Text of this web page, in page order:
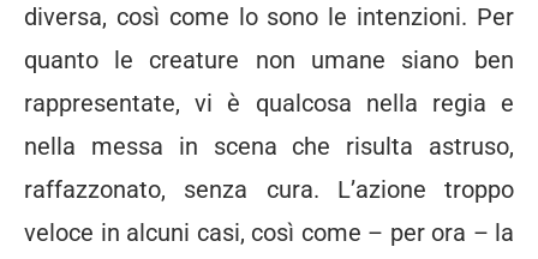
diversa, così come lo sono le intenzioni. Per
quanto le creature non umane siano ben
rappresentate, vi è qualcosa nella regia e
nella messa in scena che risulta astruso,
raffazzonato, senza cura. L’azione troppo
veloce in alcuni casi, così come – per ora – la